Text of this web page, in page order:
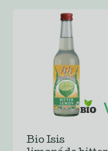
Bio Isis